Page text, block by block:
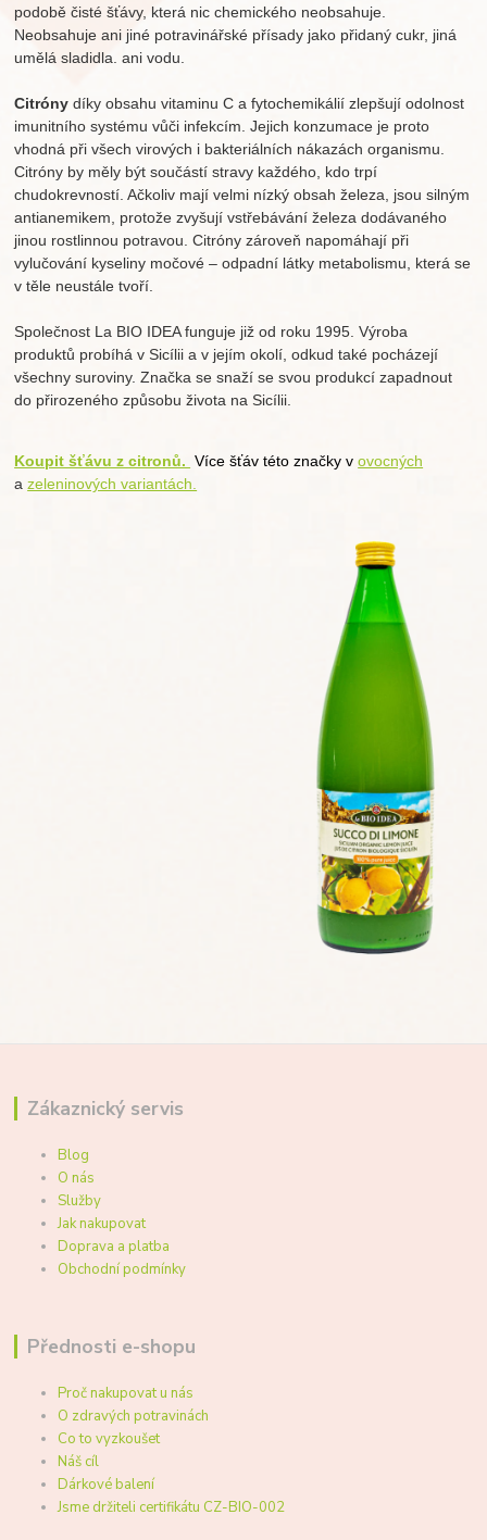
podobě čisté šťávy, která nic chemického neobsahuje.
Neobsahuje ani jiné potravinářské přísady jako přidaný cukr, jiná
umělá sladidla. ani vodu.
Citróny díky obsahu vitaminu C a fytochemikálií zlepšují odolnost
imunitního systému vůči infekcím. Jejich konzumace je proto
vhodná při všech virových i bakteriálních nákazách organismu.
Citróny by měly být součástí stravy každého, kdo trpí
chudokrevností. Ačkoliv mají velmi nízký obsah železa, jsou silným
antianemikem, protože zvyšují vstřebávání železa dodávaného
jinou rostlinnou potravou. Citróny zároveň napomáhají při
vylučování kyseliny močové – odpadní látky metabolismu, která se
v těle neustále tvoří.
Společnost La BIO IDEA funguje již od roku 1995. Výroba
produktů probíhá v Sicílii a v jejím okolí, odkud také pocházejí
všechny suroviny. Značka se snaží se svou produkcí zapadnout
do přirozeného způsobu života na Sicílii.
Koupit šťávu z citronů. Více šťáv této značky vovocných
azeleninových variantách.
Zákaznický servis
Blog
O nás
Služby
Jak nakupovat
Doprava a platba
Obchodní podmínky
Přednosti e-shopu
Proč nakupovat u nás
O zdravých potravinách
Co to vyzkoušet
Náš cíl
Dárkové balení
Jsme držiteli certifikátu CZ-BIO-002